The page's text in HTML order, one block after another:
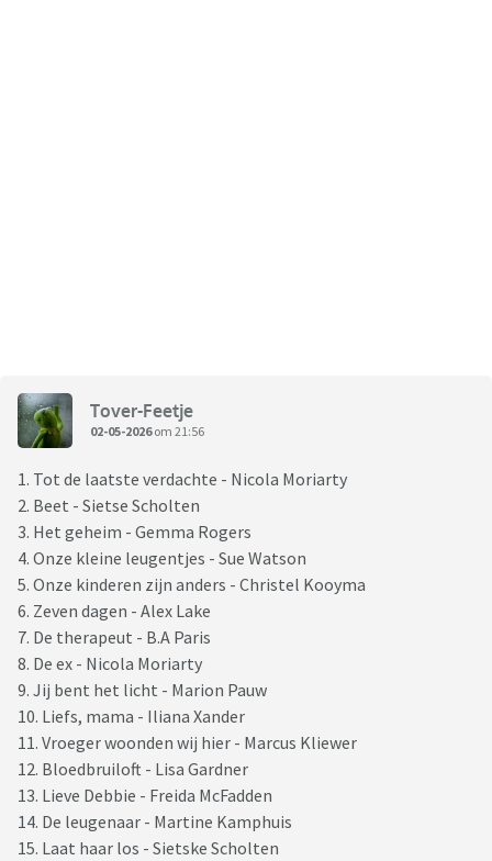
Tover-Feetje
02-05-2026om 21:56
1. Tot de laatste verdachte - Nicola Moriarty
2. Beet - Sietse Scholten
3. Het geheim - Gemma Rogers
4. Onze kleine leugentjes - Sue Watson
5. Onze kinderen zijn anders - Christel Kooyma
6. Zeven dagen - Alex Lake
7. De therapeut - B.A Paris
8. De ex - Nicola Moriarty
9. Jij bent het licht - Marion Pauw
10. Liefs, mama - Iliana Xander
11. Vroeger woonden wij hier - Marcus Kliewer
12. Bloedbruiloft - Lisa Gardner
13. Lieve Debbie - Freida McFadden
14. De leugenaar - Martine Kamphuis
15. Laat haar los - Sietske Scholten